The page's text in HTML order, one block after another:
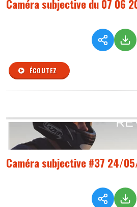
Caméra subjective du 07 06
ÉCOUTEZ
Caméra subjective #37 24/